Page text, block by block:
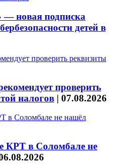
— новая подписка
детей в
проверить
налогов | 07.08.2026
КРТ в Соломбале не